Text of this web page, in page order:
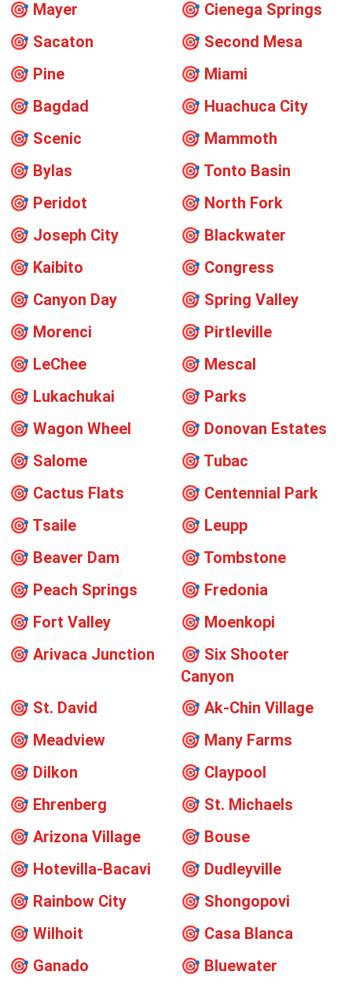
🎯 Mayer 🎯 Cienega Springs
🎯 Sacaton 🎯 Second Mesa
🎯 Pine 🎯 Miami
🎯 Bagdad 🎯 Huachuca City
🎯 Scenic 🎯 Mammoth
🎯 Bylas 🎯 Tonto Basin
🎯 Peridot 🎯 North Fork
🎯 Joseph City 🎯 Blackwater
🎯 Kaibito 🎯 Congress
🎯 Canyon Day 🎯 Spring Valley
🎯 Morenci 🎯 Pirtleville
🎯 LeChee 🎯 Mescal
🎯 Lukachukai 🎯 Parks
🎯 Wagon Wheel 🎯 Donovan Estates
🎯 Salome 🎯 Tubac
🎯 Cactus Flats 🎯 Centennial Park
🎯 Tsaile 🎯 Leupp
🎯 Beaver Dam 🎯 Tombstone
🎯 Peach Springs 🎯 Fredonia
🎯 Fort Valley 🎯 Moenkopi
🎯 Arivaca Junction 🎯 Six Shooter
Canyon
🎯 St. David 🎯 Ak-Chin Village
🎯 Meadview 🎯 Many Farms
🎯 Dilkon 🎯 Claypool
🎯 Ehrenberg 🎯 St. Michaels
🎯 Arizona Village 🎯 Bouse
🎯 Hotevilla-Bacavi 🎯 Dudleyville
🎯 Rainbow City 🎯 Shongopovi
🎯 Wilhoit 🎯 Casa Blanca
🎯 Ganado 🎯 Bluewater